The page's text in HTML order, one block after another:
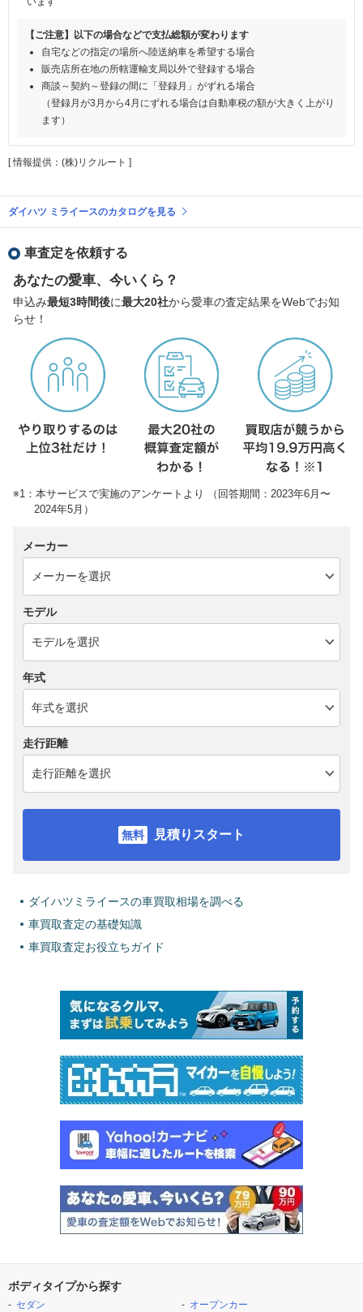
【ご注意】以下の場合などで支払総額が変わります
自宅などの指定の場所へ陸送納車を希望する場合
販売店所在地の所轄運輸支局以外で登録する場合
商談～契約～登録の間に「登録月」がずれる場合
（登録月が3月から4月にずれる場合は自動車税の額が大きく上がり
ます）
[ 情報提供：(株)リクルート ]
ダイハツ ミライースのカタログを見る
車査定を依頼する
あなたの愛車、今いくら？
申込み最短3時間後に最大20社から愛車の査定結果をWebでお知
らせ！
※1：本サービスで実施のアンケートより （回答期間：2023年6月〜
2024年5月）
メーカー
モデル
年式
走行距離
見積りスタート
ダイハツミライースの車買取相場を調べる
車買取査定の基礎知識
車買取査定お役立ちガイド
ボディタイプから探す
セダン
オープンカー